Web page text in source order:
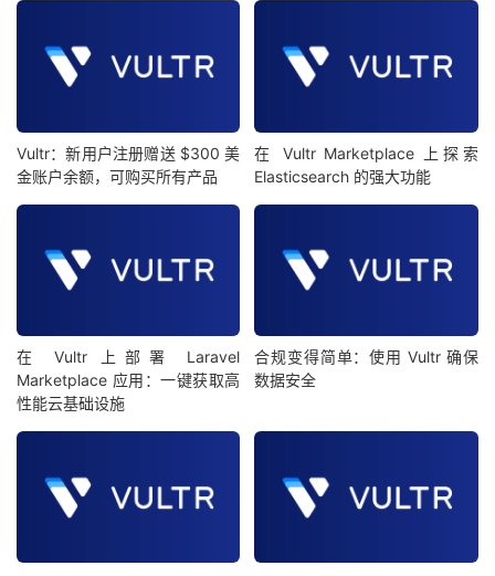
Vultr：新用户注册赠送 $300 美
金账户余额，可购买所有产品
在 Vultr Marketplace 上探索
Elasticsearch 的强大功能
在 Vultr 上部署 Laravel
Marketplace 应用：一键获取高
性能云基础设施
合规变得简单：使用 Vultr 确保
数据安全